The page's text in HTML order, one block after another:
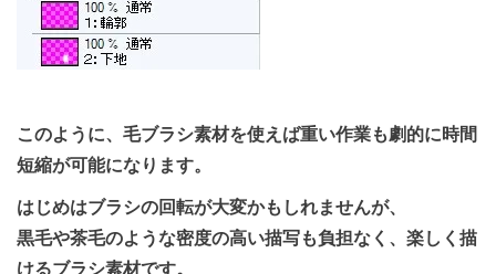
このように、毛ブラシ素材を使えば重い作業も劇的に時間
短縮が可能になります。
はじめはブラシの回転が大変かもしれませんが、
黒毛や茶毛のような密度の高い描写も負担なく、楽しく描
けるブラシ素材です。